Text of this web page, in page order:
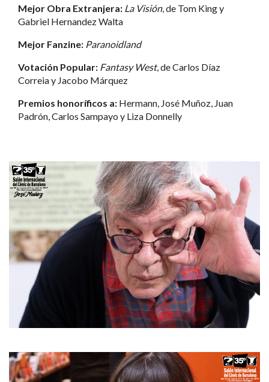
Mejor Obra Extranjera: La Visión, de Tom King y
Gabriel Hernandez Walta
Mejor Fanzine: Paranoidland
Votación Popular: Fantasy West, de Carlos Díaz
Correia y Jacobo Márquez
Premios honoríficos a: Hermann, José Muñoz, Juan
Padrón, Carlos Sampayo y Liza Donnelly